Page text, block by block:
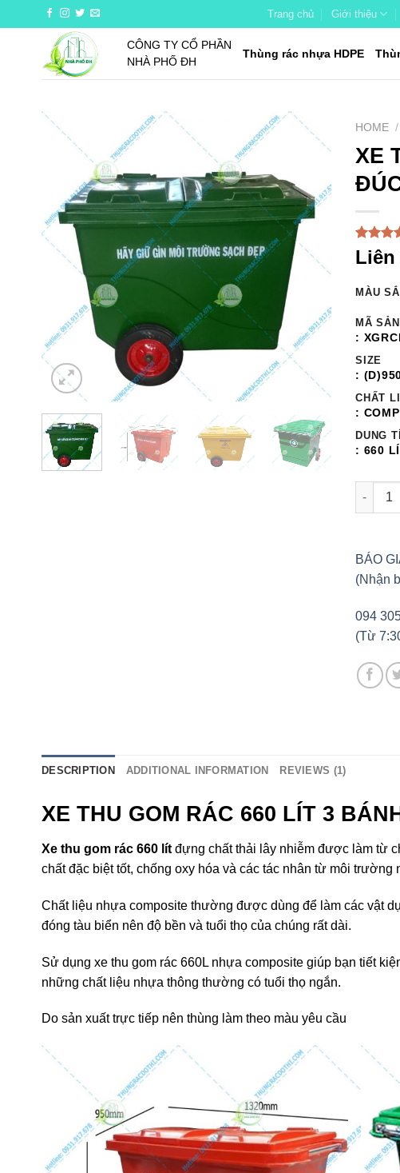
to
Trang chủ Giới thiệu
CÔNG TY CỔ PHẦN
NHÀ PHỐ ĐH
Thùng rác nhựa HDPE
HOME /
XE
Rated
out of 5
1Liên
MÀU
MÃ
:
SIZE
:
CHẤT
:
DUNG
: 660
XE
BÁO
(Nhận
094
(Từ
DESCRIPTION ADDITIONAL INFORMATION REVIEWS (1)
XE THU GOM RÁC 660 LÍT 3
Xe thu gom rác 660 lít đựng chất thải lây nhiễm được làm từ
chất đặc biệt tốt, chống oxy hóa và các tác nhân từ môi
Chất liệu nhựa composite thường được dùng để làm các vật
đóng tàu biển nên độ bền và tuổi thọ của chúng rất dài.
Sử dụng xe thu gom rác 660L nhựa composite giúp bạn tiết
những chất liệu nhựa thông thường có tuổi thọ ngắn.
Do sản xuất trực tiếp nên thùng làm theo màu yêu cầu